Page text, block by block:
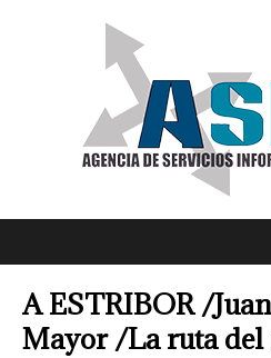
A ESTRIBOR /
Mayor /La ruta del